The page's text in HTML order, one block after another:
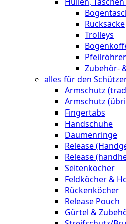
Rucksäcke
Trolleys
Zubehör-
alles für den
Armschutz
Armschutz
Fingertabs
Handschuhe
Daumenringe
Release
Release
Seitenköcher
Feldköcher &
Rückenköcher
Release Pouch
Gürtel &